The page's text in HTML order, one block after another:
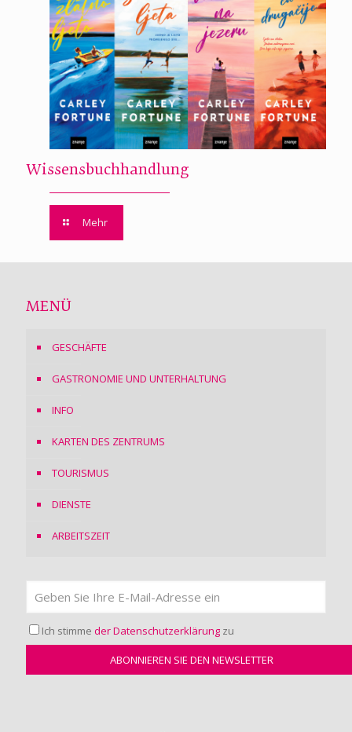
Wissensbuchhandlung
Mehr
MENÜ
GESCHÄFTE
GASTRONOMIE UND UNTERHALTUNG
INFO
KARTEN DES ZENTRUMS
TOURISMUS
DIENSTE
ARBEITSZEIT
Ich stimme der Datenschutzerklärung zu